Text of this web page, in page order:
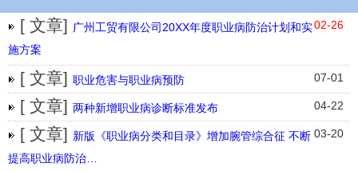
02-26
[ 文章] 广州工贸有限公司20XX年度职业病防治计划和实
施方案
07-01
[ 文章] 职业危害与职业病预防
04-22
[ 文章] 两种新增职业病诊断标准发布
03-20
[ 文章] 新版《职业病分类和目录》增加腕管综合征 不断
提高职业病防治…